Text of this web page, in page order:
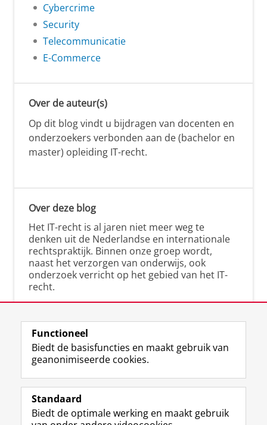
Cybercrime
Security
Telecommunicatie
E-Commerce
Over de auteur(s)
Op dit blog vindt u bijdragen van docenten en
onderzoekers verbonden aan de (bachelor en
master) opleiding IT-recht.
Over deze blog
Het IT-recht is al jaren niet meer weg te
denken uit de Nederlandse en internationale
rechtspraktijk. Binnen onze groep wordt,
naast het verzorgen van onderwijs, ook
onderzoek verricht op het gebied van het IT-
recht.
Volg de RUG
F
a
e
L
i
k
R
S
-
I
n
t
Y
o
T
Studiekiezers
Functioneel
Biedt de basisfuncties en maakt gebruik van
geanonimiseerde cookies.
Standaard
Biedt de optimale werking en maakt gebruik